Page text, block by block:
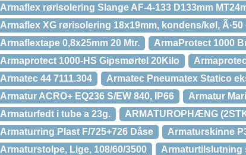
Armaflex rørisolering Slange AF-4-133 D133mm
Armaflex XG rørisolering 18x19mm, kondens/køl, Ã·50
Armaflextape 0,8x25mm 20 Mtr.
ArmaProtect 1000
Armaprotect 1000-HS Gipsmørtel 20Kilo
Armatec 44 7111.304
Armatec Pneumatex Statico
Armatur ACRO+ EQ236 S/EW 840, IP66
Armatur
Armaturfedt i tube a 23g.
ARMATUROPHÆNG
Armaturring Plast F/725+726 Dåse
Armaturskinne
Armaturstolpe, Lige, 108/60/3500
Armaturtilslutning